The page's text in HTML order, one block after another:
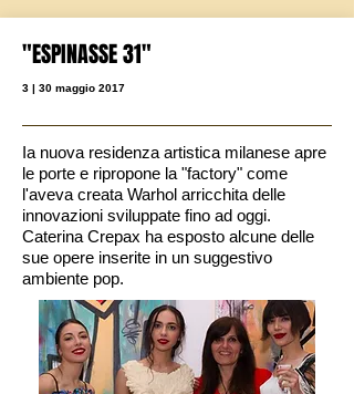
"ESPINASSE 31"
3 | 30 maggio 2017
Ia nuova residenza artistica milanese apre
le porte e ripropone la "factory" come
l'aveva creata Warhol arricchita delle
innovazioni sviluppate fino ad oggi.
Caterina Crepax ha esposto alcune delle
sue opere inserite in un suggestivo
ambiente pop.